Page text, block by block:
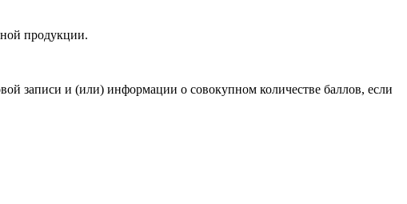
продукции.
записи и (или) информации о совокупном количестве баллов, если